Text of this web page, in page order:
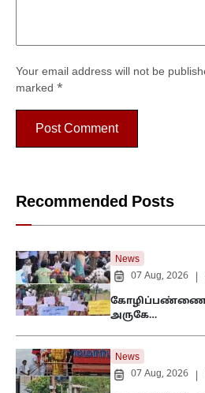
Your email address will not be
marked *
Recommended Posts
News
07 Aug, 2026
கோழிப்பண்ணைக்கு
அருகே…
News
07 Aug, 2026